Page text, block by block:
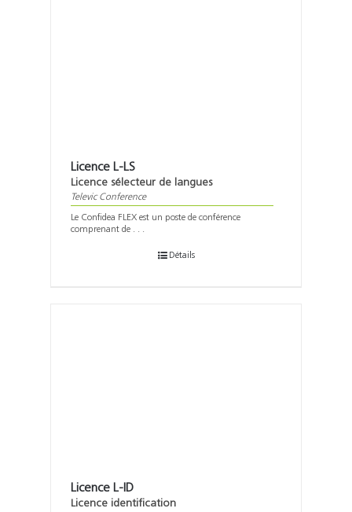
Licence L-LS
Licence sélecteur de langues
Televic Conference
Le Confidea FLEX est un poste de conférence
comprenant de . . .
Détails
Licence L-ID
Licence identification